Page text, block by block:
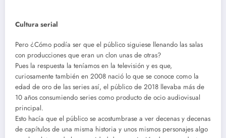
Cultura serial
Pero ¿Cómo podía ser que el público siguiese llenando las salas
con producciones que eran un clon unas de otras?
Pues la respuesta la teníamos en la televisión y es que,
curiosamente también en 2008 nació lo que se conoce como la
edad de oro de las series así, el público de 2018 llevaba más de
10 años consumiendo series como producto de ocio audiovisual
principal.
Esto hacía que el público se acostumbrase a ver decenas y decenas
de capítulos de una misma historia y unos mismos personajes algo